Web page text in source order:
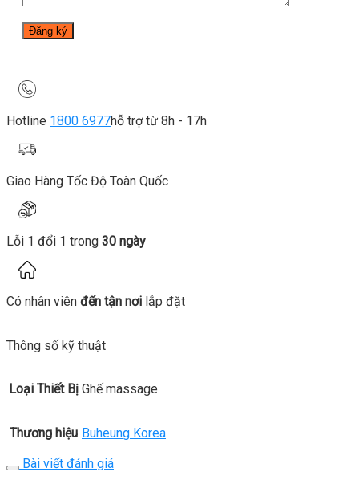
Hotline 1800 6977hỗ trợ từ 8h - 17h
Giao Hàng Tốc Độ Toàn Quốc
Lỗi 1 đổi 1 trong 30 ngày
Có nhân viên đến tận nơi lắp đặt
Thông số kỹ thuật
Loại Thiết Bị Ghế massage
Thương hiệu Buheung Korea
Bài viết đánh giá